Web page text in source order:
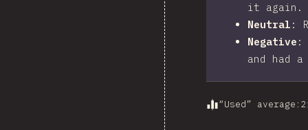
it again.
Neutral :
Negative :
and had
“Used” average :